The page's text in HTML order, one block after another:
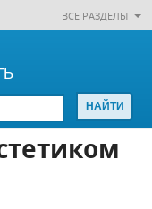
ВСЕ РАЗДЕЛЫ